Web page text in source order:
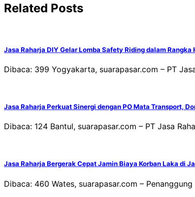
Related Posts
Jasa Raharja DIY Gelar Lomba Safety Riding dalam
Dibaca: 399 Yogyakarta, suarapasar.com – PT
Jasa Raharja Perkuat Sinergi dengan PO Mata Transport,
Dibaca: 124 Bantul, suarapasar.com – PT Jasa
Jasa Raharja Bergerak Cepat Jamin Biaya Korban Laka di
Dibaca: 460 Wates, suarapasar.com –